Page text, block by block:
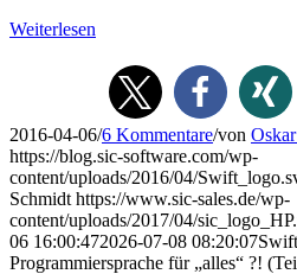
Weiterlesen
2016-04-06/6 Kommentare/von
https://blog.sic-software.com/wp-
content/uploads/2016/04/
Schmidt https://www.sic-sales.de/wp-
content/uploads/2017/04/
06 16:00:472026-07-08 08:20:07
Programmiersprache für „alles“ ?!